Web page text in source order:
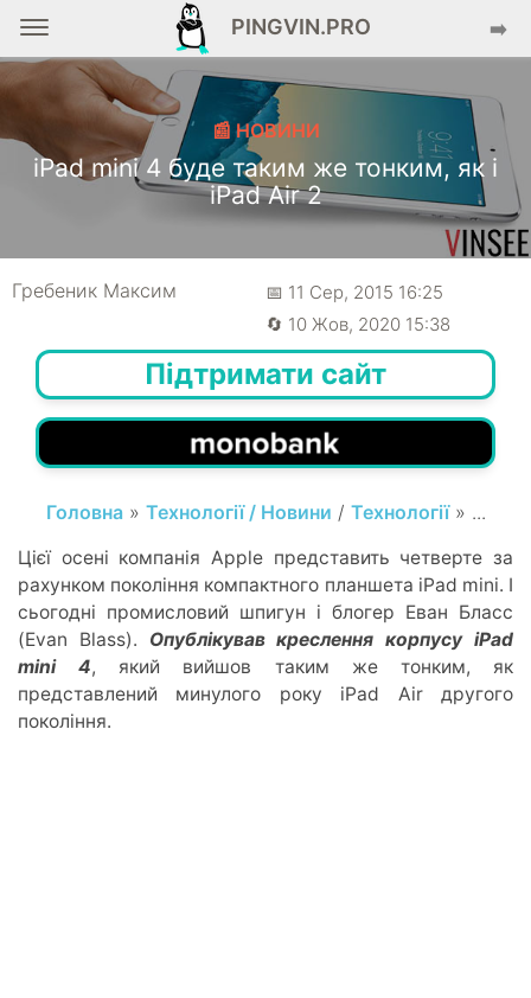
PINGVIN.PRO ➡️
📰 НОВИНИ
iPad mini 4 буде таким же тонким, як і
iPad Air 2
Гребеник Максим
📅 11 Сер, 2015 16:25
🔄 10 Жов, 2020 15:38
Підтримати сайт
Головна» Технології / Новини / Технології» ...
Цієї осені компанія Apple представить четверте за
рахунком покоління компактного планшета iPad mini. І
сьогодні промисловий шпигун і блогер Еван Бласс
(Evan Blass). Опублікував креслення корпусу iPad
mini 4, який вийшов таким же тонким, як
представлений минулого року iPad Air другого
покоління.